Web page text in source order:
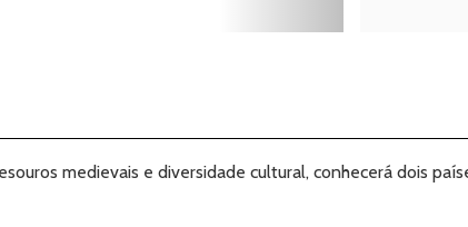
medievais e diversidade cultural, conhecerá dois